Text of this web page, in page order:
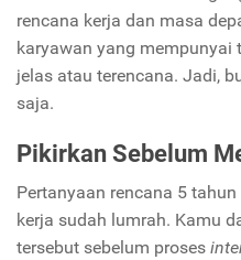
rencana kerja dan masa
karyawan yang mempunyai
jelas atau terencana. Jadi,
saja.
Pikirkan Sebelum
Pertanyaan rencana 5
kerja sudah lumrah. Kamu
tersebut sebelum proses